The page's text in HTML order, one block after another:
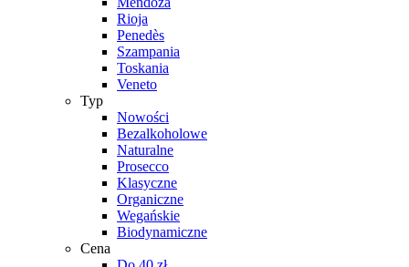
Rioja
Penedès
Szampania
Toskania
Veneto
Typ
Nowości
Bezalkoholowe
Naturalne
Prosecco
Klasyczne
Organiczne
Wegańskie
Biodynamiczne
Cena